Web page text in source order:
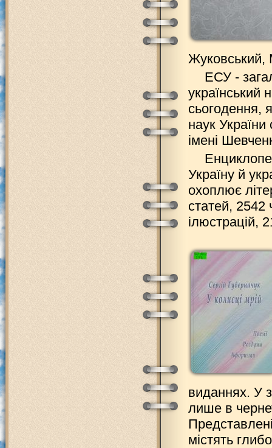
Жуковський,
ЕСУ -
український
сьогодення,
наук
імені
Україну й
охоплює
статей, 2542
ілюстрацій,
виданнях. У
лише в
містять